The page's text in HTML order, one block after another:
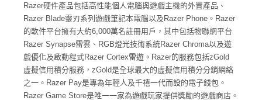
Razer硬件產品包括高性能個人電腦與遊戲主機的外置產品、
Razer Blade靈刃系列遊戲筆記本電腦以及Razer Phone。Razer
的軟件平台擁有大約6,000萬名註冊用戶，其中包括物聯網平台
Razer Synapse雷雲、RGB燈光技術系統Razer Chroma以及遊
戲優化及啟動程式Razer Cortex雷遊。Razer的服務包括zGold
虛擬信用積分服務，zGold是全球最大的虛擬信用積分分銷網絡
之一。Razer Pay是專為年輕人及千禧一代而設的電子錢包。
Razer Game Store是唯一一家為遊戲玩家提供獎勵的遊戲商店。